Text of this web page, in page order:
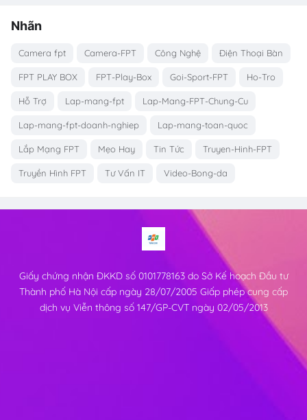
Nhãn
Camera fpt Camera-FPT Công Nghệ Điện Thoại Bàn
FPT PLAY BOX FPT-Play-Box Goi-Sport-FPT Ho-Tro
Hỗ Trợ Lap-mang-fpt Lap-Mang-FPT-Chung-Cu
Lap-mang-fpt-doanh-nghiep Lap-mang-toan-quoc
Lắp Mạng FPT Mẹo Hay Tin Tức Truyen-Hinh-FPT
Truyền Hình FPT Tư Vấn IT Video-Bong-da
Giấy chứng nhận ĐKKD số 0101778163 do Sở Kế hoạch Đầu tư
Thành phố Hà Nội cấp ngày 28/07/2005 Giấp phép cung cấp
dịch vụ Viễn thông số 147/GP-CVT ngày 02/05/2013